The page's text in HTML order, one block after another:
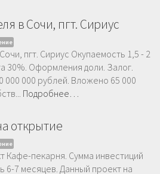
в Сочи, пгт. Сириус
пгт. Сириус Окупаемость 1,5 - 2
30%. Оформления доли. Залог.
000 000 рублей. Вложено 65 000
Подробнее…
открытие
Кафе-пекарня. Сумма инвестиций
6-7 месяцев. Данный проект на